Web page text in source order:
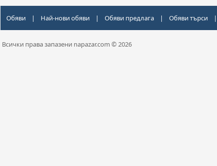
Обяви | Най-нови обяви | Обяви предлага | Обяви търси |
Всички права запазени napazar.com © 2026